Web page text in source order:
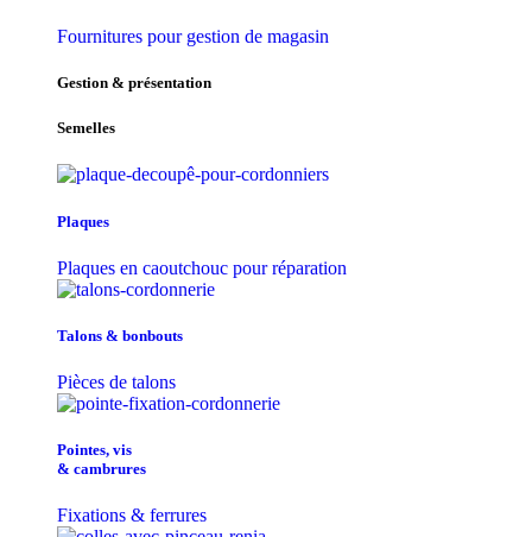
Fournitures pour gestion de magasin
Gestion & présentation
Semelles
Plaques
Plaques en caoutchouc pour réparation
Talons & bonbouts
Pièces de talons
Pointes, vis
& cambrures
Fixations & ferrures